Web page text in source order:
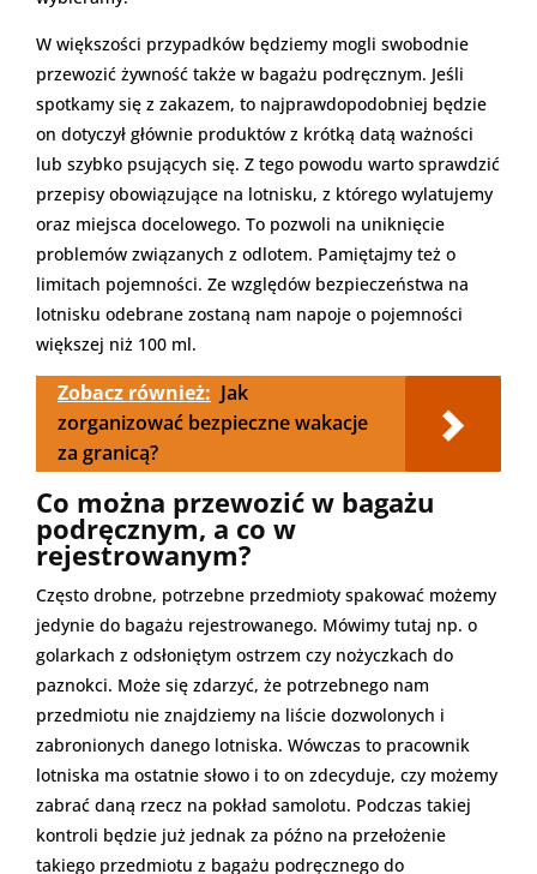
W większości przypadków będziemy mogli swobodnie
przewozić żywność także w bagażu podręcznym. Jeśli
spotkamy się z zakazem, to najprawdopodobniej będzie
on dotyczył głównie produktów z krótką datą ważności
lub szybko psujących się. Z tego powodu warto sprawdzić
przepisy obowiązujące na lotnisku, z którego wylatujemy
oraz miejsca docelowego. To pozwoli na uniknięcie
problemów związanych z odlotem. Pamiętajmy też o
limitach pojemności. Ze względów bezpieczeństwa na
lotnisku odebrane zostaną nam napoje o pojemności
większej niż 100 ml.
Zobacz również: Jak
zorganizować bezpieczne wakacje
za granicą?
Co można przewozić w bagażu
podręcznym, a co w
rejestrowanym?
Często drobne, potrzebne przedmioty spakować możemy
jedynie do bagażu rejestrowanego. Mówimy tutaj np. o
golarkach z odsłoniętym ostrzem czy nożyczkach do
paznokci. Może się zdarzyć, że potrzebnego nam
przedmiotu nie znajdziemy na liście dozwolonych i
zabronionych danego lotniska. Wówczas to pracownik
lotniska ma ostatnie słowo i to on zdecyduje, czy możemy
zabrać daną rzecz na pokład samolotu. Podczas takiej
kontroli będzie już jednak za późno na przełożenie
takiego przedmiotu z bagażu podręcznego do